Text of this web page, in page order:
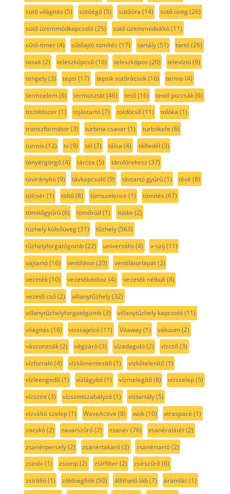
sütő világítás (5) sütőégő(5) sütőóra (14) sütő üveg(26)
sütő üzemmódkapcsoló(25) sütő üzemmódváltó(11)
sűtő-timer(4) sűtőajtó tömítés (17) tartály(51) tartó(26)
tasak(2) teleszkópcső(16) teleszkópos (20) televízió(9)
tengely(3) tepsi (17) tepsik sütőrácsok(16) termo(4)
termoelem(6) termosztát(46) tető(16) textil porzsák(6)
tisztítószer(1) tojástartó(7) toldócső(11) tolóka (1)
transzformátor(3) turbina csavar(1) turbókefe (6)
turmix(12) tv(9) tál (7) tálca (4) tálfedél (3)
tányérgörgő(4) tárcsa (5) tárolórekesz (37)
távirányító(9) távkapcsoló(9) távtartó gyűrű(1) tévé (8)
tölcsér(1) töltő(8) tömszelence (1) tömítés (67)
tömítőgyűrű(6) tömőrúd(1) tüske (2)
tüzhely külsőüveg(31) tűzhely(563)
tűzhelyforgatógomb(22) univerzális (4) v-szíj (11)
vajtartó(16) ventilátor(20) ventilátorlapát(2)
vezeték(10) vezetékdoboz (4) vezeték nélküli (8)
vezető cső(2) villanytűzhely(32)
villanytűzhelyforgatógomb(3) villanytűzhely kapcsoló(11)
világítás (16) visszajelző(11) Vitaway(1) vákuum(2)
vászonzsák(2) végzáró(3) vízadagoló(2) vízcső(3)
vízforraló(4) vízkőmentesítő(1) vízkőtelenítő(1)
vízleengedő(1) vízlágyító(1) vízmelegítő(8) vízszelep(5)
vízszint(3) vízszintszabályzó(1) víztartály(5)
vízváltó szelep(1) WaveActive (8) wok(10) xtraspace (1)
zacskó(2) zavarszűrő(2) zsanér(76) zsanéralátét(2)
zsanérpersely(2) zsanértakaró(2) zsanértartó(2)
zsinór(1) zsomp(2) zsírfilter(2) zsírszűrő(6)
zsírálló(1) zöldségfiók(50) állítható láb(7) áramlás (1)